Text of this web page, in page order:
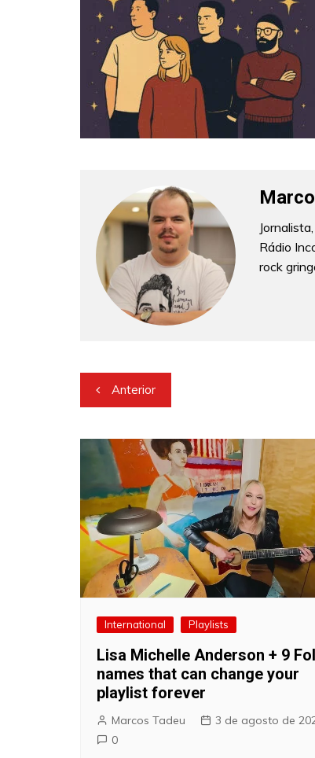
Rádio
rock
Navegação
de
Post
Anterior
International Playlists
Lisa Michelle Anderson + 9
names that can change your
playlist forever
Marcos Tadeu
3 de agosto de
0